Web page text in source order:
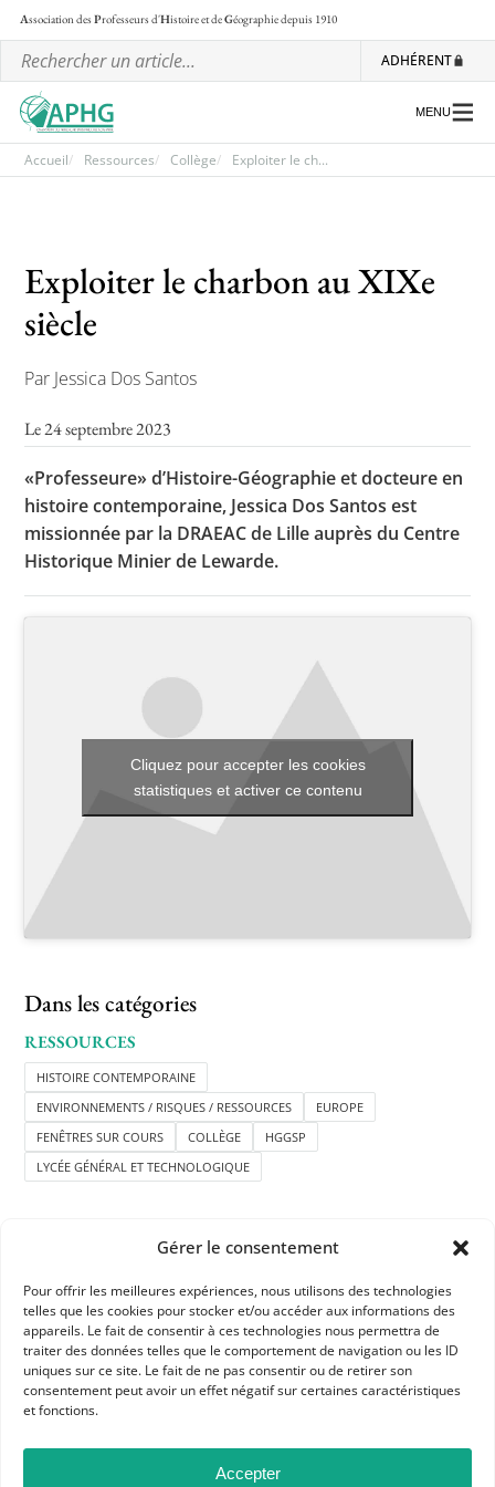
Gérer le consentement
Pour offrir les meilleures expériences, nous utilisons des technologies
telles que les cookies pour stocker et/ou accéder aux informations des
appareils. Le fait de consentir à ces technologies nous permettra de
traiter des données telles que le comportement de navigation ou les ID
uniques sur ce site. Le fait de ne pas consentir ou de retirer son
consentement peut avoir un effet négatif sur certaines caractéristiques
et fonctions.
Accepter
Association desProfesseurs d'Histoire et deGéographiedepuis 1910
ADHÉRENT
Les régionales
L’APHG dans la presse
Concours de recrutement
Concours scolaires
Conférences, tables rondes
Critique d’ouvrages publiés
Culture
MENU
Accueil Ressources Collège Exploiter le ch...
Exploiter le charbon au XIXe
siècle
Par Jessica Dos Santos
Le 24 septembre 2023
«Professeure» d’Histoire-Géographie et docteure en
histoire contemporaine, Jessica Dos Santos est
missionnée par la DRAEAC de Lille auprès du Centre
Historique Minier de Lewarde.
Cliquez pour accepter les cookies
statistiques et activer ce contenu
Dans les catégories
RESSOURCES
HISTOIRE CONTEMPORAINE
ENVIRONNEMENTS / RISQUES / RESSOURCES
EUROPE
FENÊTRES SUR COURS
COLLÈGE
HGGSP
LYCÉE GÉNÉRAL ET TECHNOLOGIQUE
APHG
Association des professeurs d'histoire et géographie
BP 6541 – 75065 Paris Cedex 02